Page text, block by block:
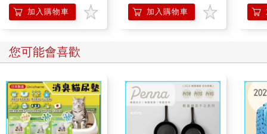
加入購物車 加入購物車
您可能會喜歡